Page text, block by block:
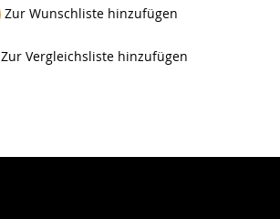
Zur Wunschliste hinzufügen
Zur Vergleichsliste hinzufügen